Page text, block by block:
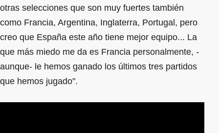
otras selecciones que son muy fuertes también
como Francia, Argentina, Inglaterra, Portugal, pero
creo que España este año tiene mejor equipo... La
que más miedo me da es Francia personalmente, -
aunque- le hemos ganado los últimos tres partidos
que hemos jugado".